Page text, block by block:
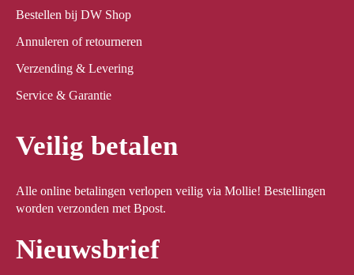
Bestellen bij DW Shop
Annuleren of retourneren
Verzending & Levering
Service & Garantie
Veilig betalen
Alle online betalingen verlopen veilig via Mollie! Bestellingen
worden verzonden met Bpost.
Nieuwsbrief